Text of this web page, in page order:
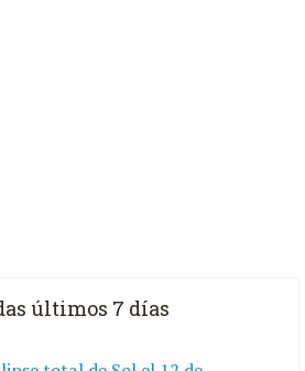
últimos 7 días